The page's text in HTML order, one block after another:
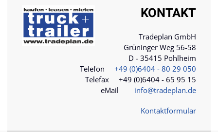
KONTAKT
Tradeplan GmbH
Grüninger Weg 56-58
D - 35415 Pohlheim
Telefon +49 (0)6404 - 80 29 050
Telefax +49 (0)6404 - 65 95 15
eMail info@tradeplan.de
Kontaktformular